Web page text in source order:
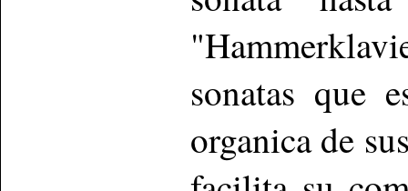
sonatas que
organica de